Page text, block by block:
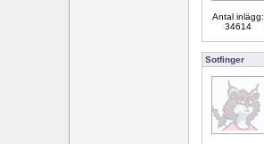
Antal inlägg:
34614
Sotfinger